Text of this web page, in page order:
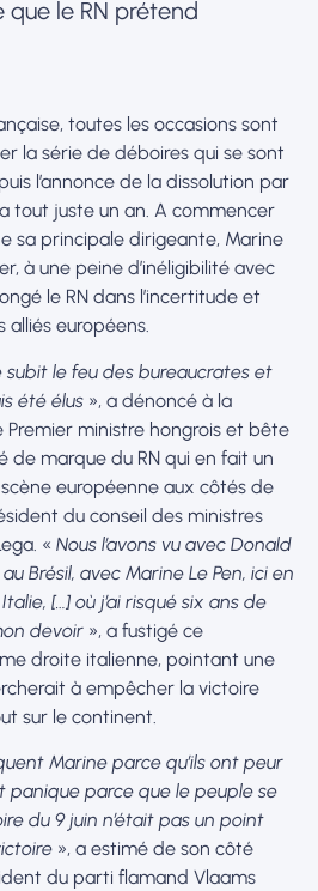
le RN prétend
toutes les occasions sont
la série de déboires qui se sont
l’annonce de la dissolution par
tout juste un an. A commencer
sa principale dirigeante, Marine
à une peine d’inéligibilité avec
le RN dans l’incertitude et
alliés européens.
le feu des bureaucrates et
été élus », a dénoncé à la
ministre hongrois et bête
de marque du RN qui en fait un
européenne aux côtés de
du conseil des ministres
« Nous l’avons vu avec Donald
Brésil, avec Marine Le Pen, ici en
[…] où j’ai risqué six ans de
devoir », a fustigé ce
droite italienne, pointant une
à empêcher la victoire
sur le continent.
Marine parce qu’ils ont peur
panique parce que le peuple se
du 9 juin n’était pas un point
», a estimé de son côté
du parti flamand Vlaams